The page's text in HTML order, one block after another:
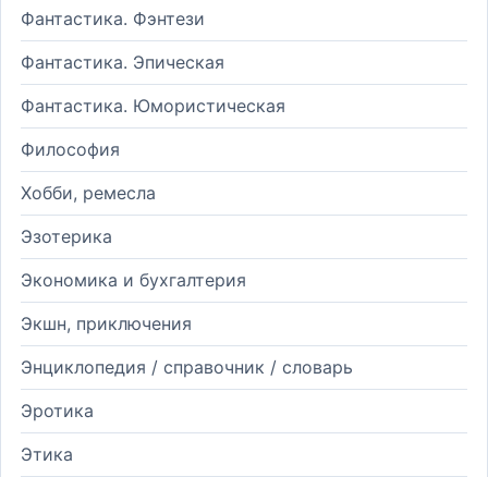
Фантастика. Фэнтези
Фантастика. Эпическая
Фантастика. Юмористическая
Философия
Хобби, ремесла
Эзотерика
Экономика и бухгалтерия
Экшн, приключения
Энциклопедия / справочник / словарь
Эротика
Этика